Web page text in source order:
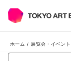
ホーム / 展覧会・イベント